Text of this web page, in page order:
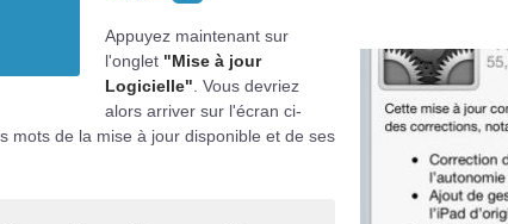
Appuyez maintenant sur
l'onglet "Mise à jour
Logicielle" . Vous devriez
alors arriver sur l'écran ci-
mots de la mise à jour disponible et de ses